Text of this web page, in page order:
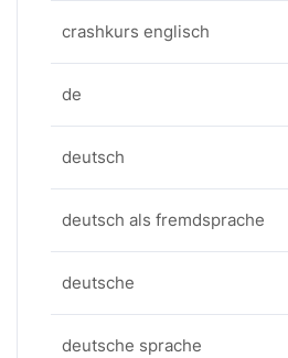
crashkurs englisch
de
deutsch
deutsch als fremdsprache
deutsche
deutsche sprache